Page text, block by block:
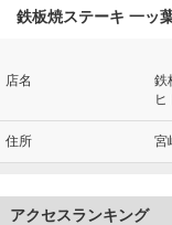
鉄板焼ステーキ 一ッ
店名
鉄
ヒ
住所 宮
アクセスランキング